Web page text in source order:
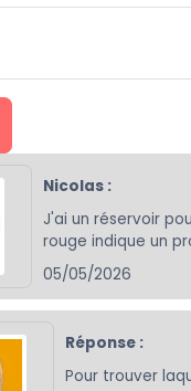
Nicolas :
J'ai un réservoir
rouge indique un
05/05/2026
Réponse :
Pour trouver